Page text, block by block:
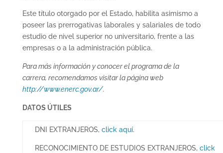
Este título otorgado por el Estado, habilita asimismo a
poseer las prerrogativas laborales y salariales de todo
estudio de nivel superior no universitario, frente a las
empresas o a la administración pública.
Para más información y conocer el programa de la
carrera, recomendamos visitar la página web
http://www.enerc.gov.ar/.
DATOS ÚTILES
DNI EXTRANJEROS, click aquí.
RECONOCIMIENTO DE ESTUDIOS EXTRANJEROS, click